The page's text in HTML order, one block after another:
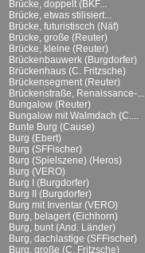
Brücke, doppelt (BKF...
Brücke, etwas stilisiert...
Brücke, futuristiscch (Näf)
Brücke, große (Reuter)
Brücke, kleine (Reuter)
Brückenbauwerk (Burgdorfer)
Brückenhaus (C. Fritzsche)
Brückensegment (Reuter)
Brückenstraße, Renaissance-...
Bungalow (Reuter)
Bungalow mit Walmdach (C....
Bunte Burg (Cause)
Burg (Ebert)
Burg (SFFischer)
Burg (Spielszene) (Heros)
Burg (VERO)
Burg I (Burgdorfer)
Burg II (Burgdorfer)
Burg mit Inventar (VERO)
Burg, belagert (Eichhorn)
Burg, bunt (And. Länder)
Burg, dachlastige (SFFischer)
Burg, große (C. Fritzsche)